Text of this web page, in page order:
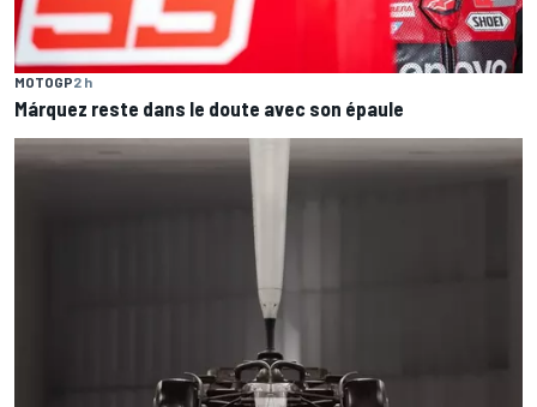
MOTOGP2 h
Márquez reste dans le doute avec son épaule